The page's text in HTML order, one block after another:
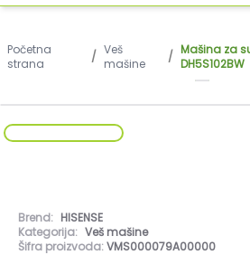
Početna
strana
/ Veš
mašine
/ Mašina za
DH5S102BW
Brend: HISENSE
Kategorija: Veš mašine
Šifra proizvoda:VMS000079A00000